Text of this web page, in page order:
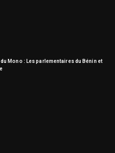
Mono : Les parlementaires du Bénin et